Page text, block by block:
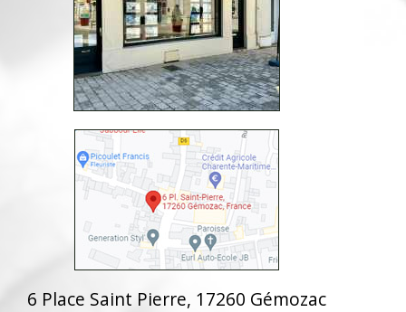
6 Place Saint Pierre, 17260 Gémozac